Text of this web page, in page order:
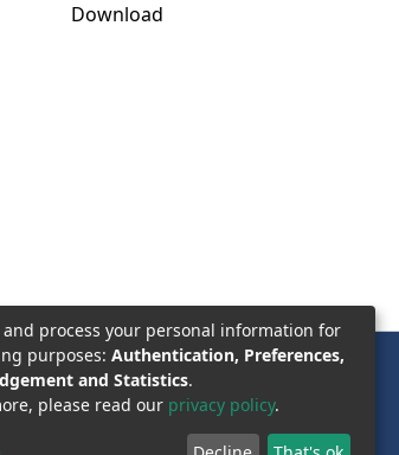
Download
and process your personal information for
purposes: Authentication, Preferences,
and Statistics.
please read our privacy policy.